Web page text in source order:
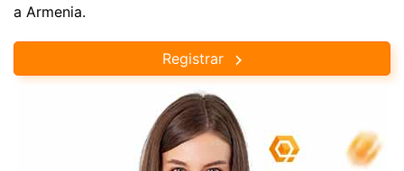
a Armenia.
Registrar